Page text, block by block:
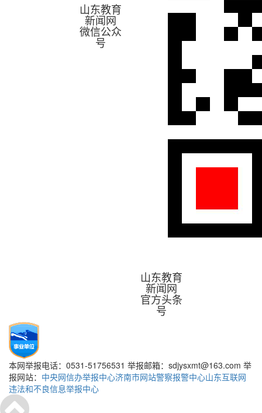
山东教育
新闻网
微信公众
号
山东教育
新闻网
官方头条
号
本网举报电话：0531-51756531 举报邮箱：sdjysxmt@163.com 举
报网站： 中央网信办举报中心济南市网站警察报警中心山东互联网
违法和不良信息举报中心